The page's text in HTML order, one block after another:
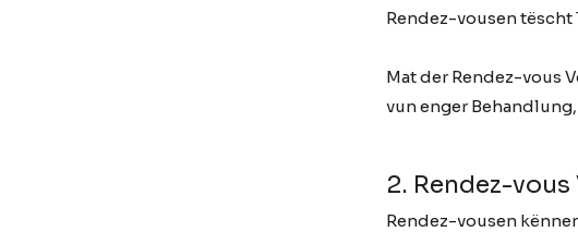
Rendez-vousen tëscht
Mat der Rendez-vous
vun enger
2. Rendez-
Rendez-vousen